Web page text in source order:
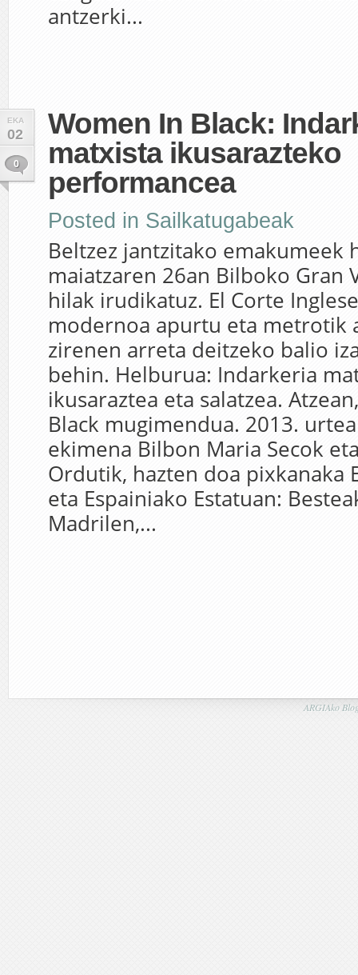
antzerki...
EKA
02
0
Women In Black:
matxista ikusarazteko
performancea
Posted in Sailkatugabeak
Beltzez jantzitako emakumeek
maiatzaren 26an Bilboko Gran
hilak irudikatuz. El Corte
modernoa apurtu eta metrotik
zirenen arreta deitzeko balio
behin. Helburua: Indarkeria
ikusaraztea eta salatzea.
Black mugimendua. 2013.
ekimena Bilbon Maria Secok
Ordutik, hazten doa pixkanaka
eta Espainiako Estatuan:
Madrilen,...
ARGIAko